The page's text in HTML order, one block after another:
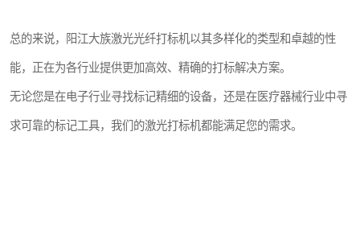
总的来说，阳江大族激光光纤打标机以其多样化的类型和卓越的性
能，正在为各行业提供更加高效、精确的打标解决方案。
无论您是在电子行业寻找标记精细的设备，还是在医疗器械行业中寻
求可靠的标记工具，我们的激光打标机都能满足您的需求。